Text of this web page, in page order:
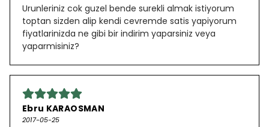
Urunleriniz cok guzel bende surekli almak istiyorum
toptan sizden alip kendi cevremde satis yapiyorum
fiyatlarinizda ne gibi bir indirim yaparsiniz veya
yaparmisiniz?
Ebru KARAOSMAN
2017-05-25